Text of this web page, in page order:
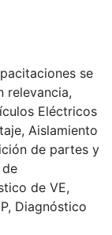
se
relevancia,
Eléctricos
Aislamiento
de partes y
de VE,
Diagnóstico